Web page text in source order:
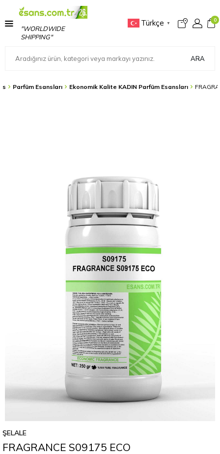
"WORLDWIDE
SHIPPING"
Türkçe ▼
0
ARA
Parfüm Esansları Ekonomik Kalite KADIN Parfüm Esansları
ŞELALE
FRAGRANCE S09175 ECO